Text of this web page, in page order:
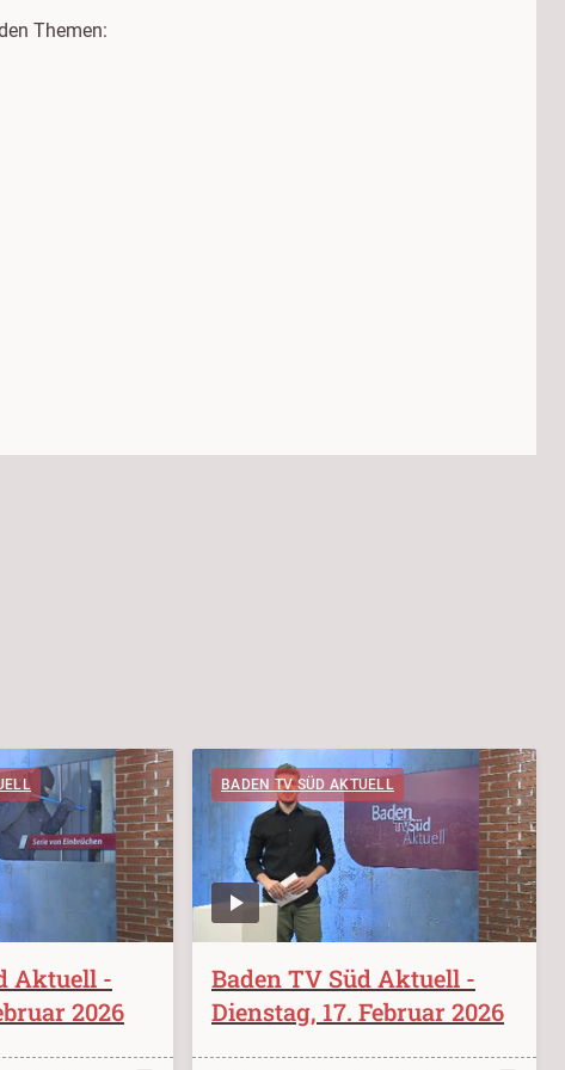
Themen:
Aktuell -
2026
BADEN TV SÜD AKTUELL
Baden TV Süd Aktuell -
Dienstag, 17. Februar 2026